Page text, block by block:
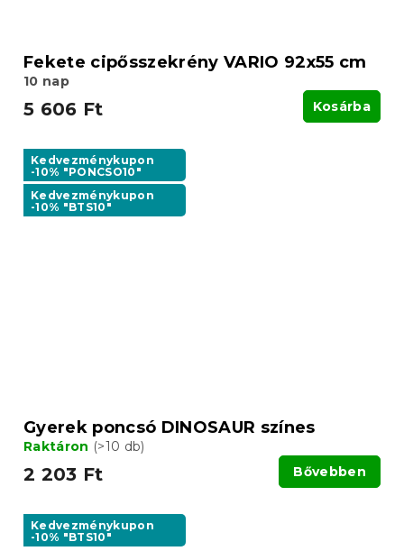
Fekete cipősszekrény VARIO 92x55 cm
10 nap
5 606 Ft Kosárba
Kedvezménykupon
-10% "PONCSO10"
Kedvezménykupon
-10% "BTS10"
Gyerek poncsó DINOSAUR színes
Raktáron (>10 db)
2 203 Ft Bővebben
Kedvezménykupon
-10% "BTS10"